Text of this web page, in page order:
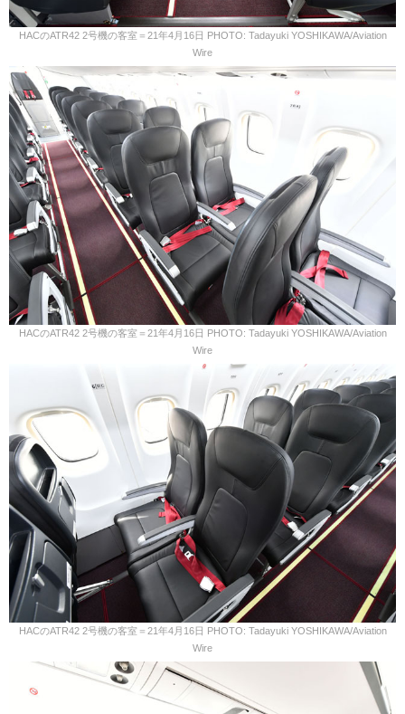
HACのATR42 2号機の客室＝21年4月16日 PHOTO: Tadayuki YOSHIKAWA/Aviation
Wire
HACのATR42 2号機の客室＝21年4月16日 PHOTO: Tadayuki YOSHIKAWA/Aviation
Wire
HACのATR42 2号機の客室＝21年4月16日 PHOTO: Tadayuki YOSHIKAWA/Aviation
Wire